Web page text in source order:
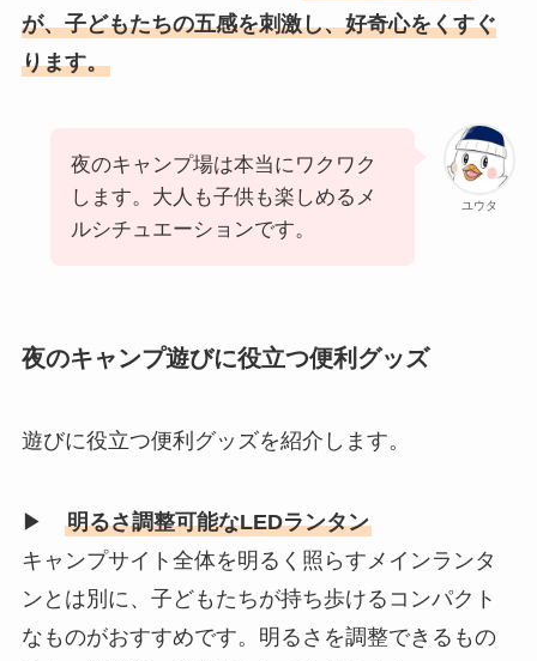
が、子どもたちの五感を刺激し、好奇心をくすぐ
ります。
ユウタ
夜のキャンプ場は本当にワクワク
します。大人も子供も楽しめるメ
ルシチュエーションです。
夜のキャンプ遊びに役立つ便利グッズ
遊びに役立つ便利グッズを紹介します。
▶ 明るさ調整可能なLEDランタン
キャンプサイト全体を明るく照らすメインランタ
ンとは別に、子どもたちが持ち歩けるコンパクト
なものがおすすめです。明るさを調整できるもの